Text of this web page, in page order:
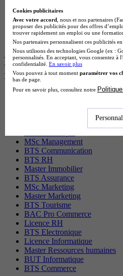
BTS Sta en alternance
BTS Iris en alternance
BTS Tpl en alternance
BTS Ati en alternance
Les diplômes par
recherchés
MSc Management
BTS Communication
BTS RH
Master Immobilier
BTS Assurance
MSc Marketing
Master Marketing
BTS Tourisme
BAC Pro Commerce
Licence RH
BTS Electronique
Licence Informatique
Master Ressources humaines
BUT Informatique
BTS Commerce
Cookies publicitaires
Avec votre accord , nous et nos partenaires
proposer des publicités pour des offres
trouver rapidement un emploi ou une
Nos partenaires personnalisent ces publicités
Nous utilisons des technologies Google (ex :
personnalisés. En acceptant, vous consentez
confidentialité. En savoir plus
Vous pouvez à tout moment paramétrer vos
bas de page.
Pour en savoir plus, consultez notre